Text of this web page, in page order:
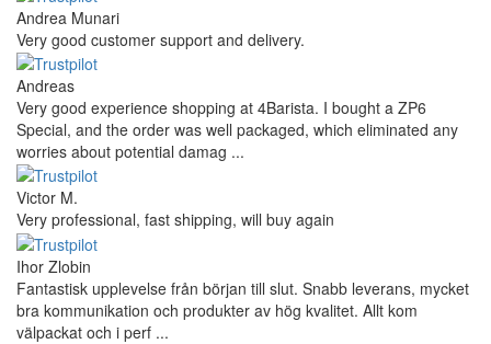
Andrea Munari
Very good customer support and delivery.
Andreas
Very good experience shopping at 4Barista. I bought a ZP6
Special, and the order was well packaged, which eliminated any
worries about potential damag ...
Victor M.
Very professional, fast shipping, will buy again
Ihor Zlobin
Fantastisk upplevelse från början till slut. Snabb leverans, mycket
bra kommunikation och produkter av hög kvalitet. Allt kom
välpackat och i perf ...